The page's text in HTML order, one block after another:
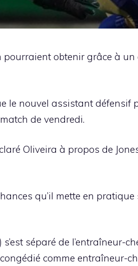
obtenir grâce à
le nouvel assistant défensif
de vendredi.
Oliveira à propos de
qu’il mette en
séparé de l’entraîneur-
comme entraîneur-